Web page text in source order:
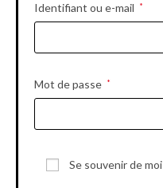
Identifiant ou e-mail *
Mot de passe *
Se souvenir de moi